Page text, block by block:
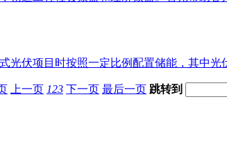
光伏项目时按照一定比例配置储能，其中
上一页 123 下一页 最后一页 跳转到